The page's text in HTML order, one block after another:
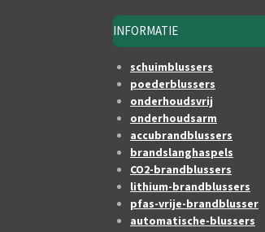
INFORMATIE
schuimblussers
poederblussers
onderhoudsvrij
onderhoudsarm
accubrandblussers
brandslanghaspels
CO2-brandblussers
lithium-brandblussers
pfas-vrije-brandblusser
automatische-blussers